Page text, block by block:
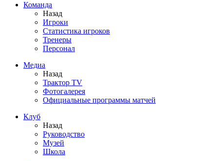
Команда
Назад
Игроки
Статистика игроков
Тренеры
Персонал
Медиа
Назад
Трактор TV
Фотогалерея
Официальные программы матчей
Клуб
Назад
Руководство
Музей
Школа